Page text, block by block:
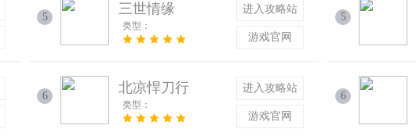
三世情缘
类型：
进入攻略站
游戏官网
5
北凉悍刀行
类型：
进入攻略站
游戏官网
6
5
6